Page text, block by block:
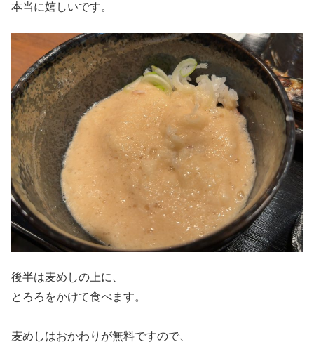
本当に嬉しいです。
後半は麦めしの上に、
とろろをかけて食べます。
麦めしはおかわりが無料ですので、